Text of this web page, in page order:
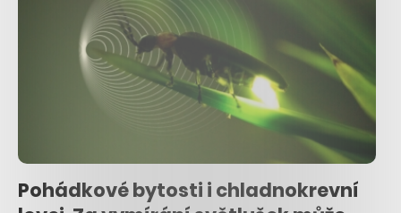
Pohádkové bytosti i chladnokrevní